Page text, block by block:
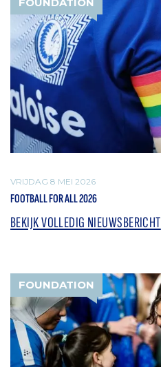
VRIJDAG 8 MEI 2026
FOOTBALL FOR ALL 2026
BEKIJK VOLLEDIG NIEUWSBERICHT
FOUNDATION